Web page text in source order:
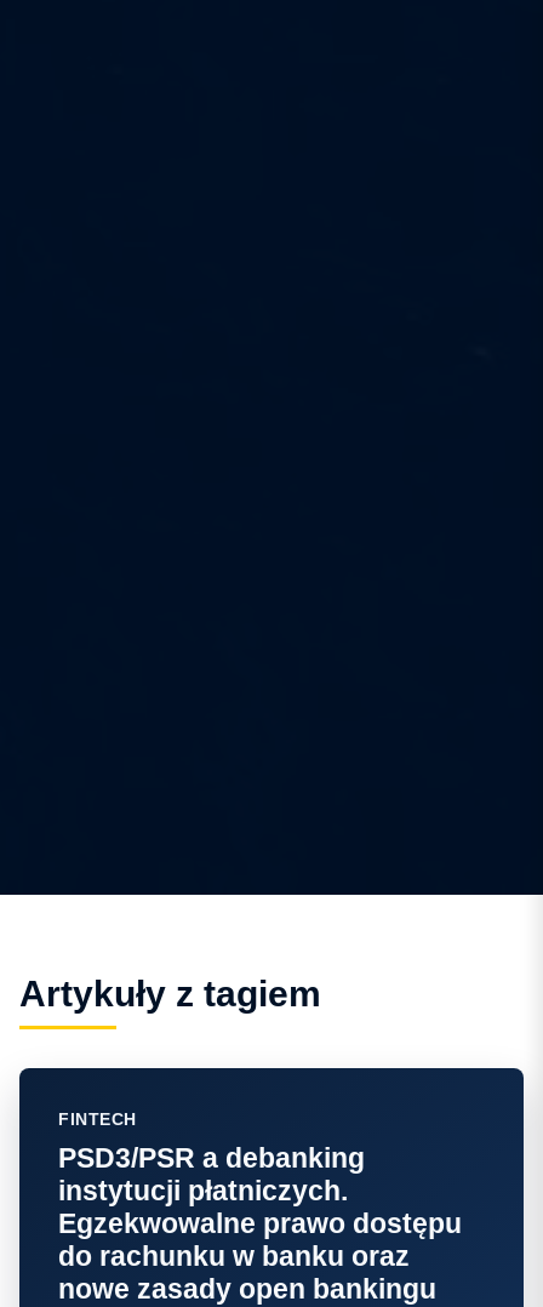
Artykuły z tagiem
FINTECH
PSD3/PSR a debanking
instytucji płatniczych.
Egzekwowalne prawo dostępu
do rachunku w banku oraz
nowe zasady open bankingu